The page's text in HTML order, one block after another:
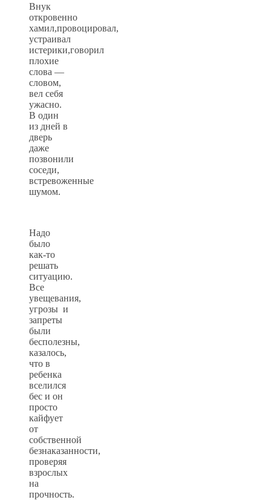
Внук
откровенно
хамил,провоцировал,
устраивал
истерики,говорил
плохие
слова —
словом,
вел себя
ужасно.
В один
из дней в
дверь
даже
позвонили
соседи,
встревоженные
шумом.
Надо
было
как-то
решать
ситуацию.
Все
увещевания,
угрозы и
запреты
были
бесполезны,
казалось,
что в
ребенка
вселился
бес и он
просто
кайфует
от
собственной
безнаказанности,
проверяя
взрослых
на
прочность.